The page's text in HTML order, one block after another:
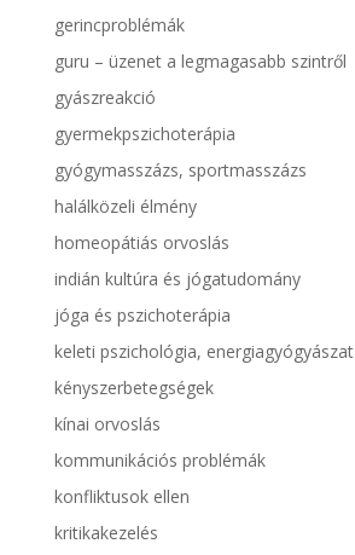
gerincproblémák
guru – üzenet a legmagasabb szintről
gyászreakció
gyermekpszichoterápia
gyógymasszázs, sportmasszázs
halálközeli élmény
homeopátiás orvoslás
indián kultúra és jógatudomány
jóga és pszichoterápia
keleti pszichológia, energiagyógyászat
kényszerbetegségek
kínai orvoslás
kommunikációs problémák
konfliktusok ellen
kritikakezelés